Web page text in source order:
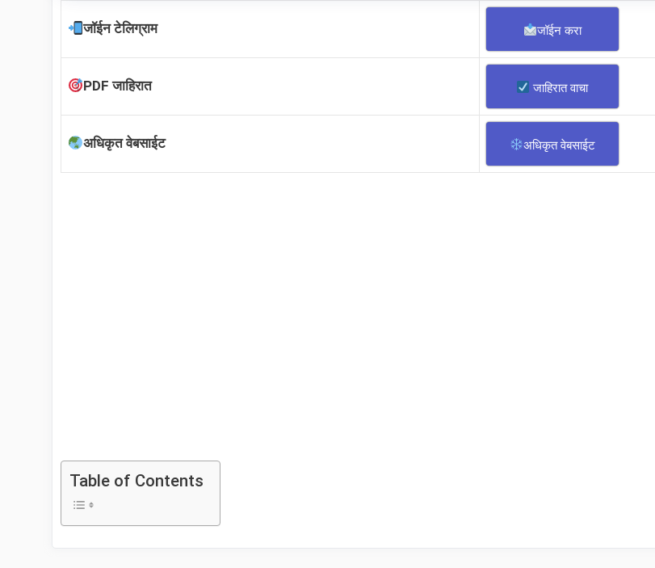
जॉईन टेलिग्राम जॉईन करा
PDF जाहिरात जाहिरात वाचा
अधिकृत वेबसाईट अधिकृत वेबसाईट
Table of Contents